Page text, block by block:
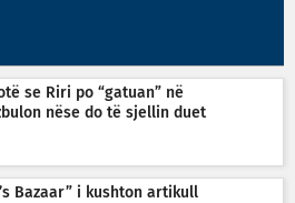
se Riri po “gatuan” në
nëse do të sjellin duet
Bazaar” i kushton artikull